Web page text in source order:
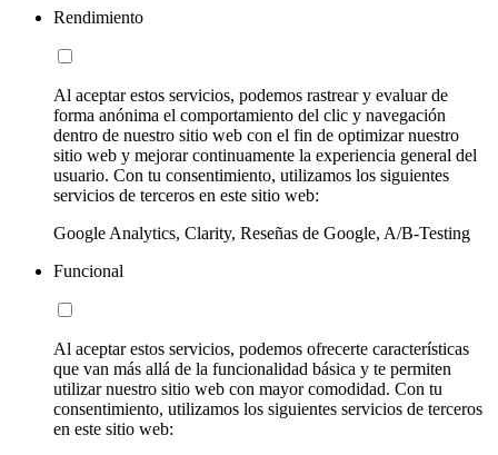
Rendimiento
Al aceptar estos servicios, podemos rastrear y evaluar de
forma anónima el comportamiento del clic y navegación
dentro de nuestro sitio web con el fin de optimizar nuestro
sitio web y mejorar continuamente la experiencia general del
usuario. Con tu consentimiento, utilizamos los siguientes
servicios de terceros en este sitio web:
Google Analytics, Clarity, Reseñas de Google, A/B-Testing
Funcional
Al aceptar estos servicios, podemos ofrecerte características
que van más allá de la funcionalidad básica y te permiten
utilizar nuestro sitio web con mayor comodidad. Con tu
consentimiento, utilizamos los siguientes servicios de terceros
en este sitio web: